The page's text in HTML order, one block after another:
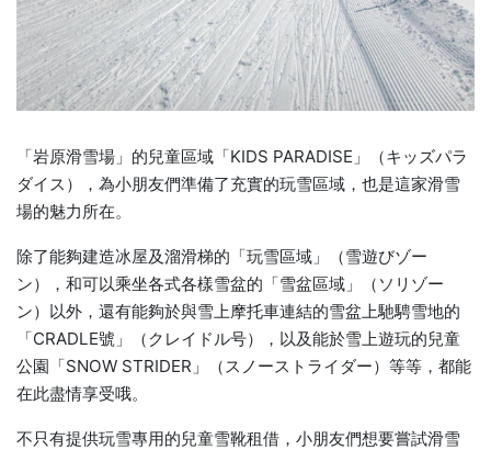
「岩原滑雪場」的兒童區域「KIDS PARADISE」（キッズパラ
ダイス），為小朋友們準備了充實的玩雪區域，也是這家滑雪
場的魅力所在。
除了能夠建造冰屋及溜滑梯的「玩雪區域」（雪遊びゾー
ン），和可以乘坐各式各樣雪盆的「雪盆區域」（ソリゾー
ン）以外，還有能夠於與雪上摩托車連結的雪盆上馳騁雪地的
「CRADLE號」（クレイドル号），以及能於雪上遊玩的兒童
公園「SNOW STRIDER」（スノーストライダー）等等，都能
在此盡情享受哦。
不只有提供玩雪專用的兒童雪靴租借，小朋友們想要嘗試滑雪